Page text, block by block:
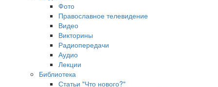
Фото
Православное телевидение
Видео
Викторины
Радиопередачи
Аудио
Лекции
Библиотека
Статьи "Что нового?"